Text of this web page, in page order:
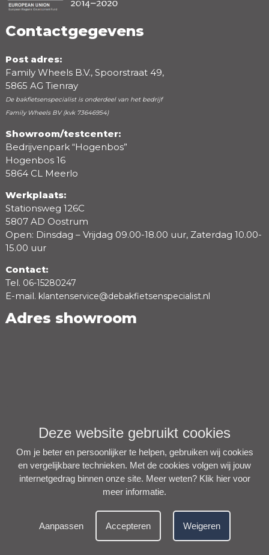
Beoordeling
Contactgegevens
Post adres:
Family Wheels B.V., Spoorstraat 49,
5865 AG Tienray
De bakfietsenspecialist is onderdeel van het bedrijf
Family Wheels BV (kvk 73646954)
Showroom/testcenter:
Bedrijvenpark “Hogenbos”
Hogenbos 16
5864 CL Meerlo
Werkplaats:
Stationsweg 126C
5807 AD Oostrum
Open: Dinsdag – Vrijdag 09.00-18.00 uur, Zaterdag 10.00-
15.00 uur
Contact:
Tel. 06-15280247
E-mail. klantenservice@debakfietsenspecialist.nl
Adres showroom
Deze website gebruikt cookies
Om je beter en persoonlijker te helpen, gebruiken wij cookies
en vergelijkbare technieken. Met de cookies volgen wij jouw
internetgedrag binnen onze site. Meer weten? Klik hier voor
meer informatie.
Aanpassen Accepteren Weigeren